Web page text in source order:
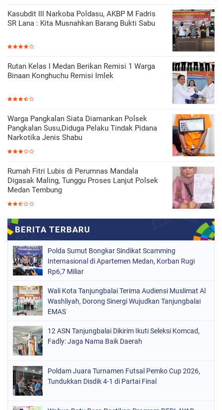
Kasubdit III Narkoba Poldasu, AKBP M Fadris
SR Lana : Kita Musnahkan Barang Bukti Sabu
Rutan Kelas I Medan Berikan Remisi 1 Warga
Binaan Konghuchu Remisi Imlek
Warga Pangkalan Siata Diamankan Polsek
Pangkalan Susu,Diduga Pelaku Tindak Pidana
Narkotika Jenis Shabu
Rumah Fitri Lubis di Perumnas Mandala
Digasak Maling, Tunggu Proses Lanjut Polsek
Medan Tembung
Polda Sumut Bongkar Sindikat Scamming
Internasional di Apartemen Medan, Korban Rugi
Rp6,7 Miliar
Wali Kota Tanjungbalai Terima Audiensi Muslimat Al
Washliyah, Dorong Sinergi Wujudkan Tanjungbalai
EMAS
12 ASN Tanjungbalai Dikirim Ikuti Seleksi Komcad,
Fadly: Jaga Nama Baik Daerah
Poldam Juara Turnamen Futsal Pemko Cup 2026,
Tundukkan Disdik 4-1 di Partai Final